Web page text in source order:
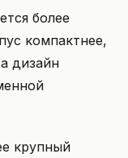
более
компактнее,
дизайн
крупный